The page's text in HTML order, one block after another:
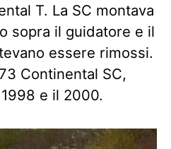
T. La SC montava
sopra il guidatore e il
essere rimossi.
Continental SC,
e il 2000.